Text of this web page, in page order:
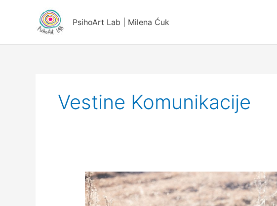
PsihoArt Lab | Milena Ćuk
Vestine Komunikacije
Jesenji
ciklus
asertivnog